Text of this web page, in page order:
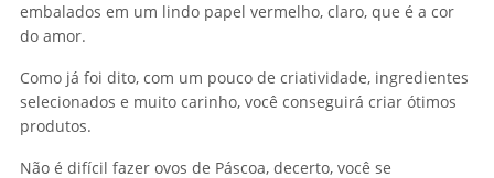
embalados em um lindo papel vermelho, claro, que é a cor
do amor.
Como já foi dito, com um pouco de criatividade, ingredientes
selecionados e muito carinho, você conseguirá criar ótimos
produtos.
Não é difícil fazer ovos de Páscoa, decerto, você se